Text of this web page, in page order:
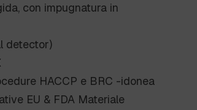
con impugnatura in
detector)
HACCP e BRC -idonea
EU & FDA Materiale